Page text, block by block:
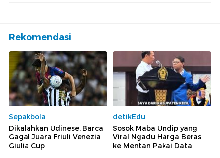
Rekomendasi
Sepakbola
Dikalahkan Udinese, Barca
Gagal Juara Friuli Venezia
Giulia Cup
detikEdu
Sosok Maba Undip yang
Viral Ngadu Harga Beras
ke Mentan Pakai Data